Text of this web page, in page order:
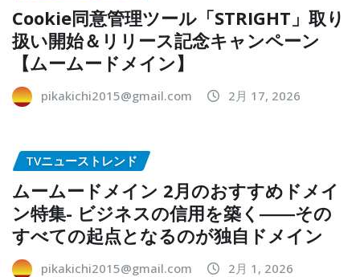
Cookie同意管理ツール「STRIGHT」取り
扱い開始＆リリース記念キャンペーン
【ムームードメイン】
pikakichi2015@gmail.com 2月 17, 2026
TVニューストレンド
ムームードメイン 2月のおすすめドメイ
ン特集- ビジネスの信用を築く――その
すべての起点となるのが独自ドメイン
pikakichi2015@gmail.com 2月 1, 2026